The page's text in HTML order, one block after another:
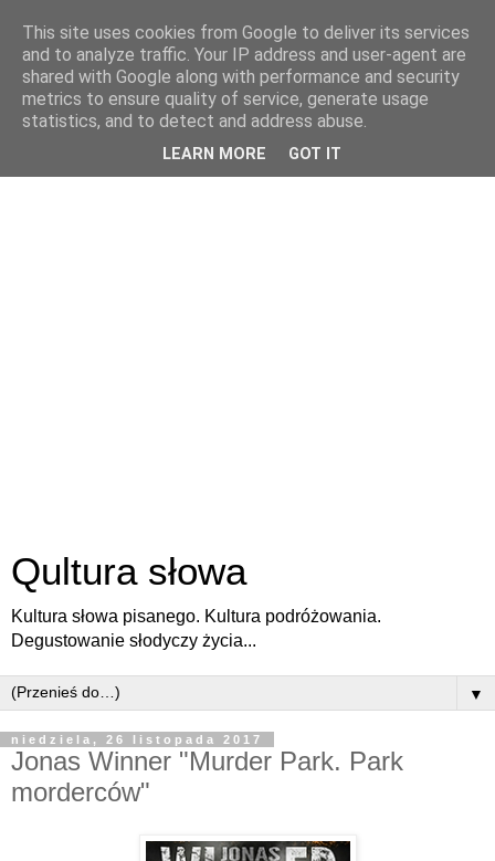
Qultura słowa
Kultura słowa pisanego. Kultura podróżowania.
Degustowanie słodyczy życia...
▼
niedziela, 26 listopada 2017
Jonas Winner "Murder Park. Park
morderców"
This site uses cookies from Google to deliver its services
and to analyze traffic. Your IP address and user-agent are
shared with Google along with performance and security
metrics to ensure quality of service, generate usage
statistics, and to detect and address abuse.
LEARN MORE GOT IT